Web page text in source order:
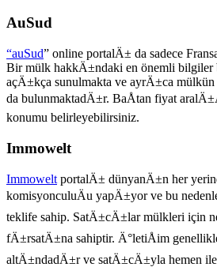
AuSud
“auSud” online portalÄ± da sadece
Bir mülk hakkÄ±ndaki en önemli bilgiler
açÄ±kça sunulmakta ve ayrÄ±ca
da bulunmaktadÄ±r. BaÅtan fiyat
konumu belirleyebilirsiniz.
Immowelt
Immowelt portalÄ± dünyanÄ±n her
komisyonculuÄu yapÄ±yor ve bu
teklife sahip. SatÄ±cÄ±lar mülkleri için
fÄ±rsatÄ±na sahiptir. Ä°letiÅim
altÄ±ndadÄ±r ve satÄ±cÄ±yla hemen